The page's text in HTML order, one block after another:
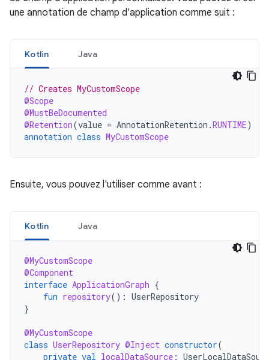
une annotation de champ d'application comme suit :
Kotlin Java
// Creates MyCustomScope
@Scope
@MustBeDocumented
@Retention(value = AnnotationRetention .RUNTIME)
annotation class MyCustomScope
Ensuite, vous pouvez l'utiliser comme avant :
Kotlin Java
@MyCustomScope
@Component
interface ApplicationGraph {
fun repository(): UserRepository
}
@MyCustomScope
class UserRepository @Inject constructor(
private val localDataSource :